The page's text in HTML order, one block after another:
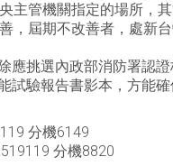
主管機關指定的場所，
，屆期不改善者，處新
應挑選內政部消防署認
試驗報告書影本，方能
分機6149
分機8820